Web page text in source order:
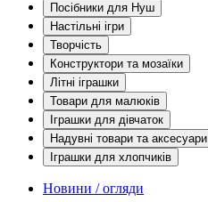
Посібники для Нуш
Настільні ігри
Творчість
Конструктори та мозаїки
Літні іграшки
Товари для малюків
Іграшки для дівчаток
Надувні товари та аксесуари
Іграшки для хлопчиків
Новини / огляди